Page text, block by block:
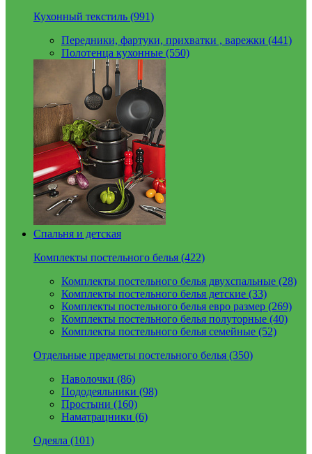
Кухонный текстиль (991)
Передники, фартуки, прихватки , варежки (441)
Полотенца кухонные (550)
Спальня и детская
Комплекты постельного белья (422)
Комплекты постельного белья двухспальные (28)
Комплекты постельного белья детские (33)
Комплекты постельного белья евро размер (269)
Комплекты постельного белья полуторные (40)
Комплекты постельного белья семейные (52)
Отдельные предметы постельного белья (350)
Наволочки (86)
Пододеяльники (98)
Простыни (160)
Наматрацники (6)
Одеяла (101)